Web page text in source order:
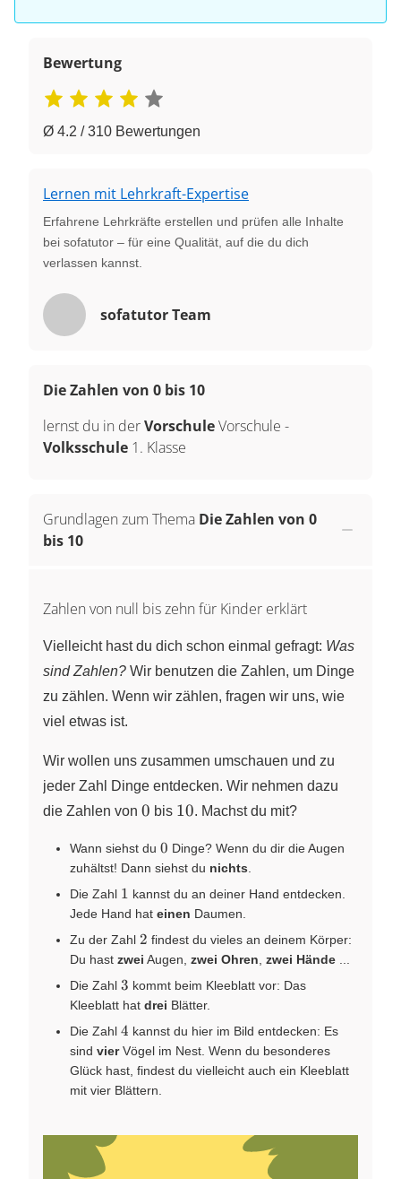
Bewertung
Ø 4.2 / 310 Bewertungen
Lernen mit Lehrkraft-Expertise
Erfahrene Lehrkräfte erstellen und prüfen alle Inhalte
bei sofatutor – für eine Qualität, auf die du dich
verlassen kannst.
sofatutor Team
Die Zahlen von 0 bis 10
lernst du in derVorschuleVorschule -
Volksschule 1. Klasse
Grundlagen zum Thema Die Zahlen von 0
bis 10
Zahlen von null bis zehn für Kinder erklärt
Vielleicht hast du dich schon einmal gefragt: Was
sind Zahlen? Wir benutzen die Zahlen, um Dinge
zu zählen. Wenn wir zählen, fragen wir uns, wie
viel etwas ist.
Wir wollen uns zusammen umschauen und zu
jeder Zahl Dinge entdecken. Wir nehmen dazu
die Zahlen von 0
0 bis 10
10. Machst du mit?
Wann siehst du 0
0 Dinge? Wenn du dir die Augen
zuhältst! Dann siehst du nichts
Die Zahl 1
1 kannst du an deiner Hand entdecken.
Jede Hand hat einen Daumen.
Zu der Zahl 2
2 findest du vieles an deinem Körper:
Du hast zwei Augen, zwei Ohren zwei Hände
Die Zahl 3
3 kommt beim Kleeblatt vor: Das
Kleeblatt hat drei Blätter.
Die Zahl 4
4 kannst du hier im Bild entdecken: Es
sind vierVögel im Nest. Wenn du besonderes
Glück hast, findest du vielleicht auch ein Kleeblatt
mit vier Blättern.